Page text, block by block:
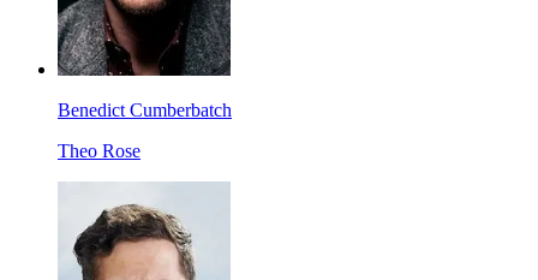
Benedict Cumberbatch
Theo Rose